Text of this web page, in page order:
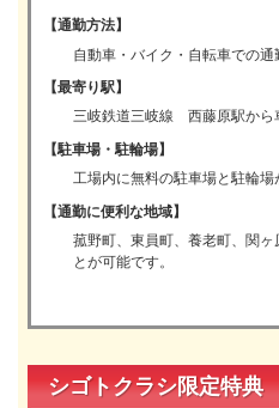
【通勤方法】
自動車・バイク・自転車での通
【最寄り駅】
三岐鉄道三岐線 西藤原駅から
【駐車場・駐輪場】
工場内に無料の駐車場と駐輪場
【通勤に便利な地域】
菰野町、東員町、養老町、関
とが可能です。
シゴトクラシ限定特典